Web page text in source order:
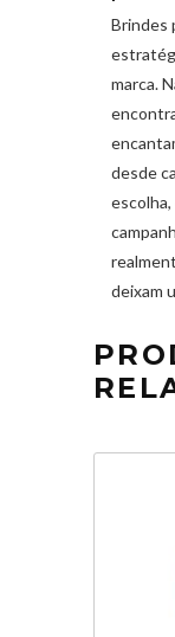
Brindes
marca.
desde
deixam